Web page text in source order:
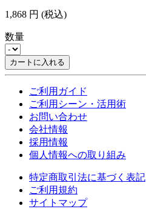
1,868 円 (税込)
数量
カートに入れる
ご利用ガイド
ご利用シーン・活用術
お問い合わせ
会社情報
採用情報
個人情報への取り組み
特定商取引法に基づく表記
ご利用規約
サイトマップ